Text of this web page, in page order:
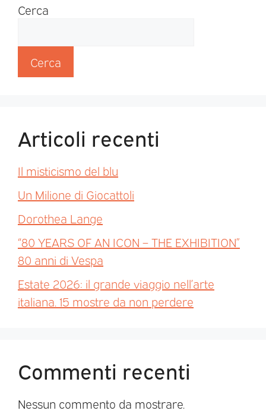
Cerca
Cerca
Articoli recenti
Il misticismo del blu
Un Milione di Giocattoli
Dorothea Lange
“80 YEARS OF AN ICON – THE EXHIBITION”
80 anni di Vespa
Estate 2026: il grande viaggio nell’arte
italiana. 15 mostre da non perdere
Commenti recenti
Nessun commento da mostrare.